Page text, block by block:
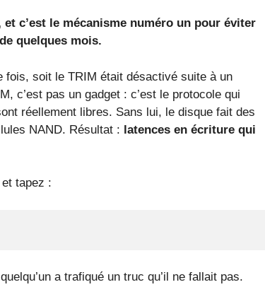
c’est le mécanisme numéro un pour éviter
quelques mois.
fois, soit le TRIM était désactivé suite à un
c’est pas un gadget : c’est le protocole qui
réellement libres. Sans lui, le disque fait des
NAND. Résultat : latences en écriture qui
tapez :
a trafiqué un truc qu’il ne fallait pas.